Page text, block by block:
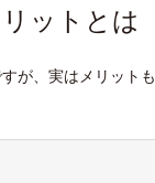
ットとは
が、実はメリットも